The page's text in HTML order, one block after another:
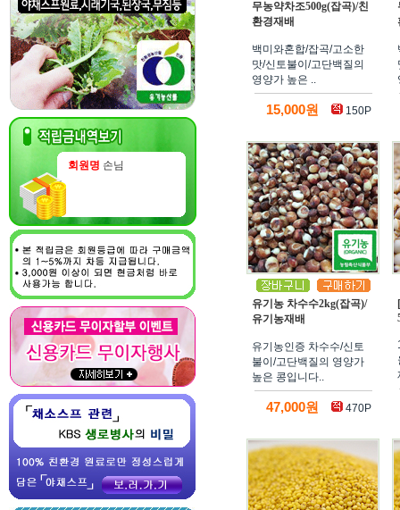
회원명 손님
무농약차조500g(잡곡)/친
환경재배
백미와혼합/잡곡/고소한
맛/신토불이/고단백질의
영양가 높은 ..
15,000원 150P
유기농 차수수2kg(잡곡)/
유기농재배
유기농인증 차수수/신토
불이/고단백질의 영양가
높은 콩입니다..
47,000원 470P